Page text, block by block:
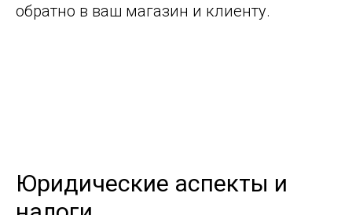
обратно в ваш магазин и клиенту.
Юридические аспекты и